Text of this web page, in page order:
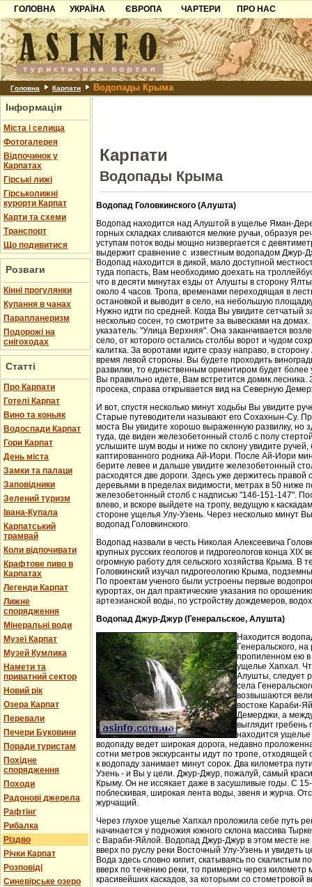
ГОЛОВНА
УКРАЇНА
Карпати
Азов
Причорноморря
Шацьк
ЄВРОПА
Чорногорія
Хорватія
Болгарія
Албанія
ЧАРТЕРИ
ПРО НАС
Контакти
Партнерам
Додати готель
Головна Карпати Водопады Крыма
Інформація
Міста і селища
Фотогалерея
Відпочинок у
Карпатах
Гірські лижі
Гірськолижні
курорти Карпат
Карти та схеми
Транспорт
Що подивитися
Розваги
Кінні прогулянки
Купання в чанах
Парапланеризм
Подорожі на
снігоходах
Статті
Про Карпати
Готелі Карпат
Вино та коньяк
Водоспади Карпат
Гори Карпат
День міста
Замки та палаци
Заповідники
Зелений туризм
Івана-Купала
Карпатський
трамвай
Коли відпочивати
Крафтове пиво в
Карпатах
Легенди Карпат
Лижне
спорядження
Мінеральні води
Музеї Карпат
Музей Кумлика
Намети та
приватний сектор
Новий рік
Озера Карпат
Перевали
Печери Буковини
Поради туристам
Похідне
спорядження
Походи
Радонові джерела
Рафтінг
Рибалка
Різдво
Річки Карпат
Розповіді
Синевірське озеро
Карпати
Водопады Крыма
Водопад Головкинского (Алушта)
Водопад находится над Алуштой в ущелье Яман-
горных складках сливаются мелкие ручьи, образуя
уступам поток воды мощно низвергается с
выдержит сравнение с известным водопадом Джур-
Водопад находится в дикой, мало доступной
туда попасть, Вам необходимо доехать на
что в десяти минутах езды от Алушты в сторону
около 4 часов. Тропа, временами переходящая в
остановкой и выводит в село, на небольшую
Нужно идти по средней. Когда Вы увидите сетчатый
несколько сосен, то смотрите за вывесками на
указатель: "Улица Верхняя". Она заканчивается
село, от которого остались столбы ворот и чудом
калитка. За воротами идите сразу направо, в
время левой стороны. Вы будете проходить
развилки, то единственным ориентиром будет более
Вы правильно идете, Вам встретится домик лесника.
просека, справа открывается вид на Северную
И вот, спустя несколько минут ходьбы Вы увидите
Старые путеводители называют его Сохахнын-Су.
моста Вы увидите хорошо выраженную развилку, но
туда, где виден железобетонный столб с полу
услышите шум воды и ниже по склону увидите
каптированного родника Ай-Иори. После Ай-Иори
берите левее и дальше увидите железобетонный
расходятся две дороги. Здесь уже держитесь правой
деревьями в пределах видимости, метрах в 50 ниже
железобетонный столб с надписью "146-151-147".
влево, и вскоре выйдете на тропу, ведущую к
стороне ущелья Улу-Узень. Через несколько минут
водопад Головкинского.
Водопад назвали в честь Николая Алексеевича
крупных русских геологов и гидрогеологов конца XIX
огромную работу для сельского хозяйства Крыма. В
Головкинский изучал гидрогеологию Крыма,
По проектам ученого были устроены первые
курортах, он дал практические указания по
артезианской воды, по устройству дождемеров,
Водопад Джур-Джур (Генеральское, Алушта)
Находится
Генеральского,
пропиленном ею в
ущелье Хапхал.
Алушты, следует
села
возвышаются
востоке Караби-
Демерджи, а
выглядит гребень
находится
водопаду ведет широкая дорога, недавно
сотни метров экскурсанты идут по тропе, отходящей
к водопаду занимает минут сорок. Два километра
Узень - и Вы у цели. Джур-Джур, пожалуй, самый
Крыму. Он не иссякает даже в засушливые годы. С
поблескивая, широкая лента воды, звеня и журча.
журчащий.
Через глухое ущелье Хапхал проложила себе путь
начинается у подножия южного склона массива
с Вараби-Яйлой. Водопад Джур-Джур в этом месте
вверх по руслу реки Восточный Улу-Узень и увидеть
Вода здесь словно кипит, скатываясь по скалистым
вверх по течению реки, то примерно через километр
красивейших каскадов, за которыми со стометровой